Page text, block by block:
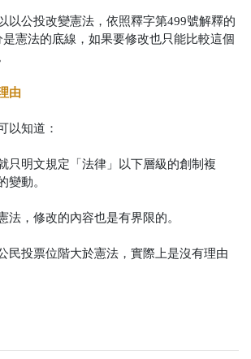
以公投改變憲法，依照釋字第499號解釋的
憲法的底線，如果要修改也只能比較這個
由
以知道：
只明文規定「法律」以下層級的創制複
變動。
法，修改的內容也是有界限的。
民投票位階大於憲法，實際上是沒有理由